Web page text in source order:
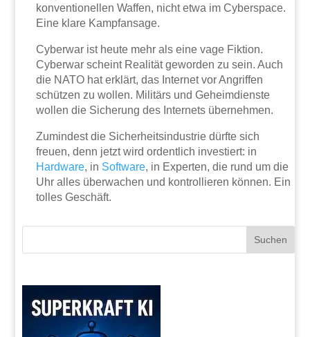
konventionellen Waffen, nicht etwa im Cyberspace.
Eine klare Kampfansage.
Cyberwar ist heute mehr als eine vage Fiktion.
Cyberwar scheint Realität geworden zu sein. Auch
die NATO hat erklärt, das Internet vor Angriffen
schützen zu wollen. Militärs und Geheimdienste
wollen die Sicherung des Internets übernehmen.
Zumindest die Sicherheitsindustrie dürfte sich
freuen, denn jetzt wird ordentlich investiert: in
Hardware, in Software, in Experten, die rund um die
Uhr alles überwachen und kontrollieren können. Ein
tolles Geschäft.